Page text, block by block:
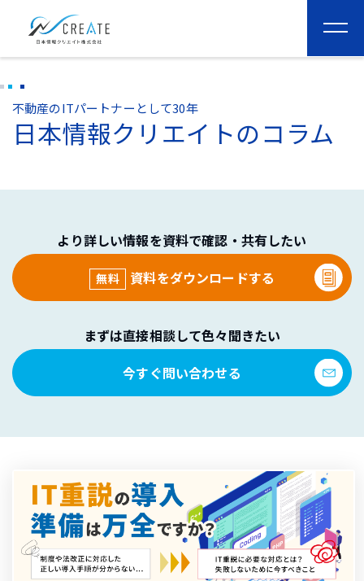
不動産のITパートナーとして30年
日本情報クリエイトのコラム
より詳しい情報を資料で確認・共有したい
無料 資料をダウンロードする
まずは直接相談して色々聞きたい
今すぐ問い合わせる